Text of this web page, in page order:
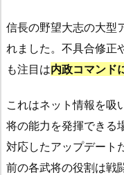
信長の野望大志の大型
れました。不具合修正
も注目は内政コマンド
これはネット情報を吸
将の能力を発揮できる
対応したアップデート
前の各武将の役割は戦